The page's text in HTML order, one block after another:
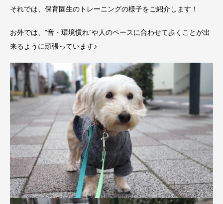
それでは、保育園生のトレーニングの様子をご紹介します！
お外では、”音・環境慣れ”や人のペースに合わせて歩くことが出
来るように頑張っています♪